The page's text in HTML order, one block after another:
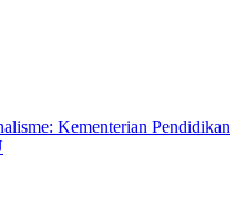
Kementerian Pendidikan